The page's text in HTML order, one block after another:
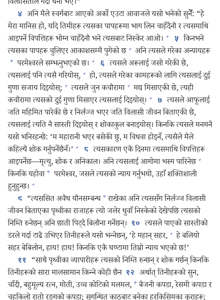
विलासिताले गर्दा धनी भए।”
४ अनि मैले स्वर्गबाट आएको अर्को एउटा आवाजले यसो भनेको सुनेँ: “हे
मेरा मानिस हो, यदि तिमीहरू त्यसका पापहरूमा भाग लिन चाहँदैनौ र त्यसमाथि
आइपर्ने विपत्तिहरू भोग्न चाहँदैनौ भने त्यसबाट निस्केर आओ। + ५ किनभने
त्यसका पापहरू चुलिएर आकाशसम्मै पुगेको छ + अनि त्यसले गरेका अन्यायहरू
* परमेश्‍वरले सम्झनुभएको छ। + ६ त्यसले अरूलाई जसो गरेकी छे,
त्यसलाई पनि त्यसै गरियोस्‌, + हो, त्यसले गरेका कामहरूको लागि त्यसलाई दुई
गुणा सजाय दिइयोस्‌; + त्यसले जुन कचौरामा + मद्य मिसाएकी छे, त्यही
कचौरामा त्यसको दुई गुणा मिसाएर त्यसलाई दिइयोस्‌। + ७ त्यसले आफूलाई
जति महिमित पारेकी छे र निर्लज्ज भएर जति विलासी जीवन बिताएकी छे,
त्यसलाई त्यति नै सास्ती दिइयोस्‌ र शोकाकुल बनाइयोस्‌। किनकि त्यसले मनमनै
यसो भनिरहन्छे: ‘म महारानी भएर बसेकी छु, म विधवा होइनँ, त्यसैले मैले
कहिल्यै शोक गर्नुपर्नेछैनँ।’ + ८ त्यसकारण एकै दिनमा त्यसमाथि विपत्तिहरू
आइपर्नेछ—मृत्यु, शोक र अनिकाल। अनि त्यसलाई आगोमा भस्म पारिनेछ +
किनकि यहोवा * परमेश्‍वर, जसले त्यसको न्याय गर्नुभयो, उहाँ शक्‍तिशाली
हुनुहुन्छ। +
९ “त्यससित अवैध यौनसम्बन्ध *राखेका अनि त्यससँग निर्लज्ज विलासी
जीवन बिताएका पृथ्वीका राजाहरू त्यो जलेर धुवाँ निस्केको देखेपछि त्यसको
निम्ति रुनेछन्‌ अनि छाती पिट्‌दै बिलौना गर्नेछन्‌। १० त्यसले पाएको सास्तीको
डरले गर्दा टाढै उभिएर तिनीहरूले यसो भन्‍नेछन्‌, ‘हे महान्‌ सहर, + हे बलियो
सहर बेबिलोन, हाय! हाय! किनकि एकै घण्टामा तिम्रो न्याय भएको छ!’
११ “साथै पृथ्वीका व्यापारीहरू त्यसको निम्ति रुन्छन्‌ र शोक गर्छन्‌ किनकि
तिनीहरूको सारा मालसामान किन्‍ने कोही छैन १२ अर्थात्‌ तिनीहरूको सुन,
चाँदी, बहुमूल्य रत्न, मोती, उच्च कोटिको मलमल, *बैजनी कपडा, रेसमी कपडा र